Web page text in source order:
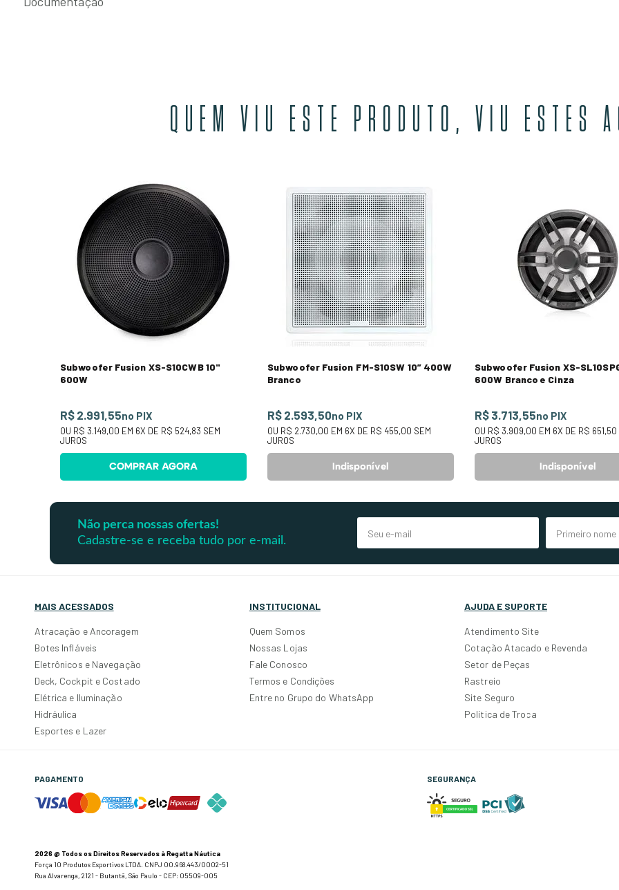
QUEM VIU ESTE PRODUTO, VIU ESTES
Subwoofer Fusion XS-S10CWB 10"
600W
R$ 2.991,55no PIX
OU R$ 3.149,00 EM 6X DE R$ 524,83 SEM
JUROS
COMPRAR AGORA
Subwoofer Fusion FM-S10SW 10” 400W
Branco
R$ 2.593,50no PIX
OU R$ 2.730,00 EM 6X DE R$ 455,00 SEM
JUROS
Indisponível
Subwoofer Fusion XS-
600W Branco e Cinza
R$ 3.713,55no PIX
OU R$ 3.909,00 EM 6X DE R$ 651,50
JUROS
Indisponível
Não perca nossas ofertas!
Cadastre-se e receba tudo por e-mail.
MAIS ACESSADOS
Atracação e Ancoragem
Botes Infláveis
Eletrônicos e Navegação
Deck, Cockpit e Costado
Elétrica e Iluminação
Hidráulica
Esportes e Lazer
INSTITUCIONAL
Quem Somos
Nossas Lojas
Fale Conosco
Termos e Condições
Entre no Grupo do WhatsApp
AJUDA E SUPORTE
Atendimento Site
Cotação Atacado e Revenda
Setor de Peças
Rastreio
Site Seguro
Política de Troca
PAGAMENTO SEGURANÇA
2026 @ Todos os Direitos Reservados à Regatta Náutica
Força 10 Produtos Esportivos LTDA. CNPJ 00.968.443/0002-51
Rua Alvarenga, 2121 - Butantã, São Paulo - CEP: 05509-005